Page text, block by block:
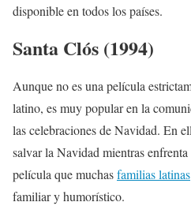
disponible en todos los países.
Santa Clós (1994)
Aunque no es una película
latino, es muy popular en la
las celebraciones de Navidad. En
salvar la Navidad mientras
película que muchasfamilias latinas
familiar y humorístico.